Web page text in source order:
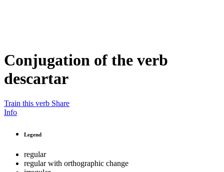
Conjugation of the verb
descartar
Train this verb Share
Info
Legend
regular
regular with orthographic change